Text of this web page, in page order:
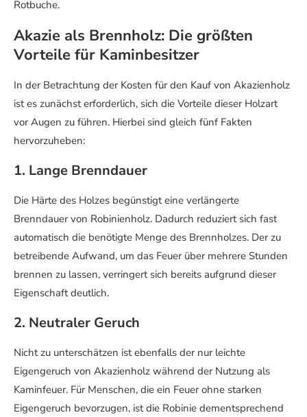
Rotbuche.
Akazie als Brennholz: Die größten
Vorteile für Kaminbesitzer
In der Betrachtung der Kosten für den Kauf von Akazienholz
ist es zunächst erforderlich, sich die Vorteile dieser Holzart
vor Augen zu führen. Hierbei sind gleich fünf Fakten
hervorzuheben:
1. Lange Brenndauer
Die Härte des Holzes begünstigt eine verlängerte
Brenndauer von Robinienholz. Dadurch reduziert sich fast
automatisch die benötigte Menge des Brennholzes. Der zu
betreibende Aufwand, um das Feuer über mehrere Stunden
brennen zu lassen, verringert sich bereits aufgrund dieser
Eigenschaft deutlich.
2. Neutraler Geruch
Nicht zu unterschätzen ist ebenfalls der nur leichte
Eigengeruch von Akazienholz während der Nutzung als
Kaminfeuer. Für Menschen, die ein Feuer ohne starken
Eigengeruch bevorzugen, ist die Robinie dementsprechend